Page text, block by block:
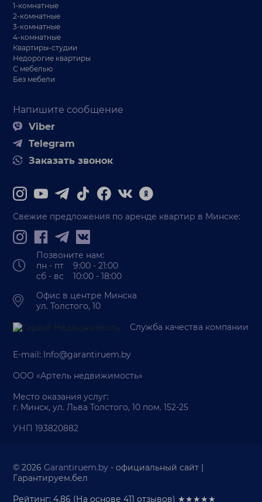
Напишите сообщение
Viber
Telegram
Заказать звонок
1-комнатные
2-комнатные
3-комнатные
4-комнатные
Квартиры-студии
Недорогие квартиры
С мебелью
Без мебели
Свежие предложения по аренде квартир в Минске:
Позвоните нам:
пн - пт 9:00 - 21:00
сб - вс 10:00 - 18:00
Офис в центре Минска
ул. Толстого, 10
Служба качества компании
E-mail: Info@garantiruem.by
ООО «Артель недвижимость»
Место оказания услуг:
г. Минск, ул. Льва Толстого, 10 пом. 152-25
УНП 193820882
© 2026Garantiruem.by - официальный сайт |
Гарантируем.бел
Рейтинг: 4.86 (На основе411 отзывов) ★★★★★